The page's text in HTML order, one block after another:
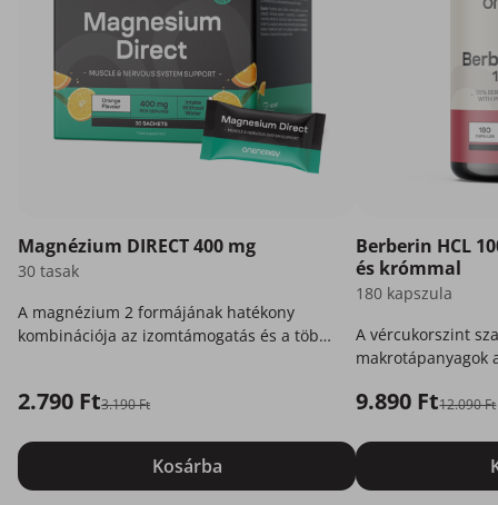
Magnézium DIRECT 400 mg
30 tasak
A magnézium 2 formájának hatékony
kombinációja az izomtámogatás és a több
2.790 Ft3.190 Ft
Kosárba
Berberin HCL
és krómmal
180 kapszula
A vércukorszint
makrotápanyagok
9.890 Ft12.090 Ft